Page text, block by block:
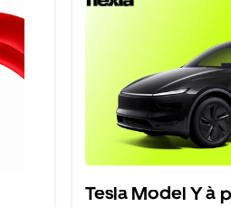
Tesla Model Y à